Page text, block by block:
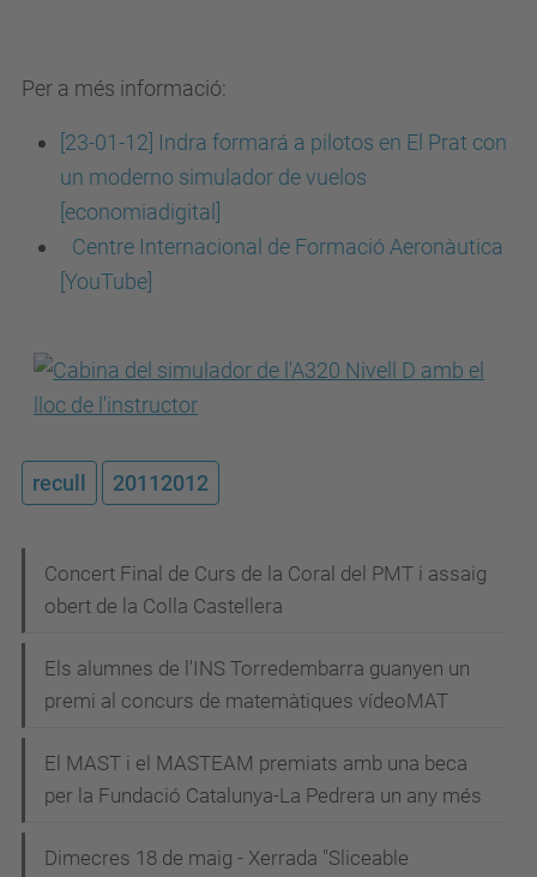
Per a més informació:
[23-01-12] Indra formará a pilotos en El Prat con
un moderno simulador de vuelos
[economiadigital]
Centre Internacional de Formació Aeronàutica
[YouTube]
recull 20112012
g
c
Concert Final de Curs de la Coral del PMT i assaig
obert de la Colla Castellera
Els alumnes de l'INS Torredembarra guanyen un
premi al concurs de matemàtiques vídeoMAT
El MAST i el MASTEAM premiats amb una beca
per la Fundació Catalunya-La Pedrera un any més
Dimecres 18 de maig - Xerrada "Sliceable